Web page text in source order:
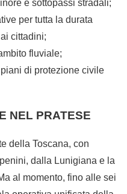
e sottopassi stradali;
per tutta la durata
cittadini;
fluviale;
di protezione civile
NEL PRATESE
della Toscana, con
dalla Lunigiana e la
al momento, fino alle sei